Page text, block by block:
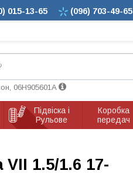
015-13-65 (096) 703-49-65
06H905601A
Підвіска і
Рульове
Коробка
передач
1.5/1.6 17-